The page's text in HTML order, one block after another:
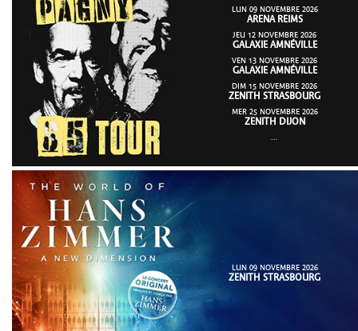
LUN 09 NOVEMBRE 2026
ARENA REIMS
JEU 12 NOVEMBRE 2026
GALAXIE AMNÉVILLE
VEN 13 NOVEMBRE 2026
GALAXIE AMNÉVILLE
DIM 15 NOVEMBRE 2026
ZENITH STRASBOURG
MER 25 NOVEMBRE 2026
ZENITH DIJON
LUN 09 NOVEMBRE 2026
ZENITH STRASBOURG